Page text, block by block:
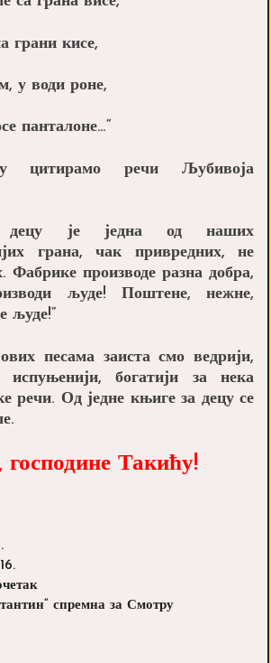
грани кисе,
у води роне,
панталоне…“
цитирамо речи Љубивоја
децу је једна од наших
грана, чак привредних, не
Фабрике производе разна добра,
људе! Поштене, нежне,
људе!“
песама заиста смо ведрији,
испуњенији, богатији за нека
речи. Од једне књиге за децу се
Такићу!
спремна за Смотру